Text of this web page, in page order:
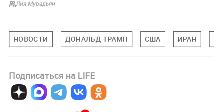
Лия Мурадьян
НОВОСТИ ДОНАЛЬД ТРАМП США ИРАН
Подписаться на LIFE